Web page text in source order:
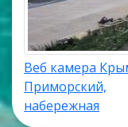
Веб камера
Приморский,
набережная